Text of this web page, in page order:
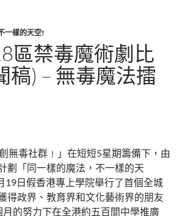
一樣的天空!
區禁毒魔術劇比
稿) – 無毒魔法擂
無毒社群﹗」在短短5星期籌備下，由
劃「同一樣的魔法，不一樣的天
19日假香港專上學院舉行了首個全城
得政界、教育界和文化藝術界的朋友
的努力下在全港約五百間中學推廣